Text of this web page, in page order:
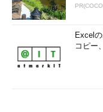
いドキュメントとは主
顧客と合意できるなら
納品するのも当然アリ
筆者がお勧めしたい
Excel
コピー